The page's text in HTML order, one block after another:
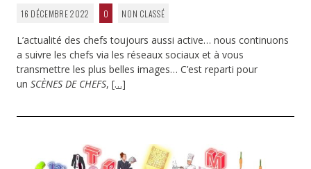
16 DÉCEMBRE 2022 0 NON CLASSÉ
L’actualité des chefs toujours aussi active… nous continuons
a suivre les chefs via les réseaux sociaux et à vous
transmettre les plus belles images… C’est reparti pour
un SCÈNES DE CHEFS, […]